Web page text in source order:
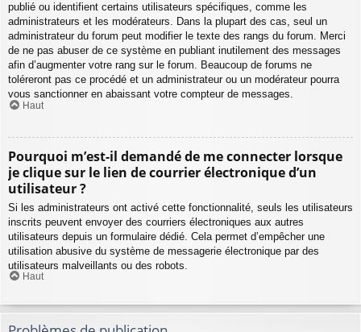
publié ou identifient certains utilisateurs spécifiques, comme les
administrateurs et les modérateurs. Dans la plupart des cas, seul un
administrateur du forum peut modifier le texte des rangs du forum. Merci
de ne pas abuser de ce système en publiant inutilement des messages
afin d’augmenter votre rang sur le forum. Beaucoup de forums ne
toléreront pas ce procédé et un administrateur ou un modérateur pourra
vous sanctionner en abaissant votre compteur de messages.
Haut
Pourquoi m’est-il demandé de me connecter lorsque
je clique sur le lien de courrier électronique d’un
utilisateur ?
Si les administrateurs ont activé cette fonctionnalité, seuls les utilisateurs
inscrits peuvent envoyer des courriers électroniques aux autres
utilisateurs depuis un formulaire dédié. Cela permet d’empêcher une
utilisation abusive du système de messagerie électronique par des
utilisateurs malveillants ou des robots.
Haut